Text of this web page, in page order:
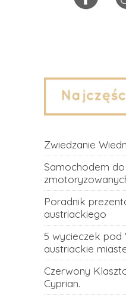
Zwiedzanie
Samochodem
Poradnik
austriackiego
5 wycieczek pod
austriackie
Czerwony
Cyprian.